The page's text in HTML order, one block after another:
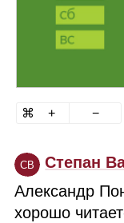
СВ
Степан
Александр
хорошо